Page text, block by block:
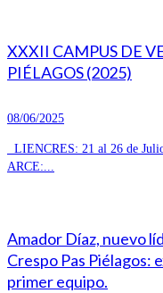
XXXII CAMPUS DE
PIÉLAGOS (2025)
08/06/2025
LIENCRES: 21 al 26 de
ARCE:...
Amador Díaz, nuevo
Crespo Pas Piélagos:
primer equipo.